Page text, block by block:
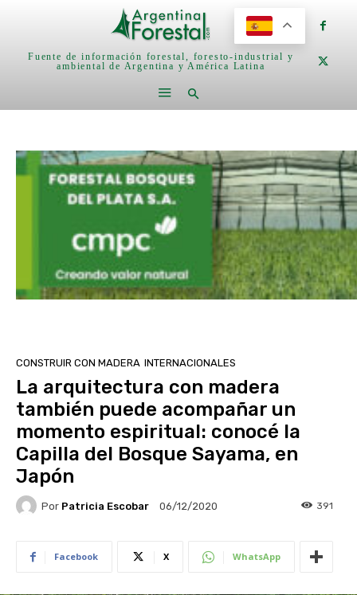
Fuente de información forestal, foresto-industrial y
ambiental de Argentina y América Latina
CONSTRUIR CON MADERA INTERNACIONALES
La arquitectura con madera
también puede acompañar un
momento espiritual: conocé la
Capilla del Bosque Sayama, en
Japón
Por Patricia Escobar 06/12/2020 391
Facebook X WhatsApp